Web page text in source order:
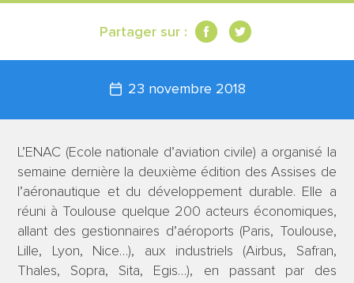
CONTACT
Partager sur :
23 novembre 2018
L’ENAC (Ecole nationale d’aviation civile) a organisé la
semaine dernière la deuxième édition des Assises de
l’aéronautique et du développement durable. Elle a
réuni à Toulouse quelque 200 acteurs économiques,
allant des gestionnaires d’aéroports (Paris, Toulouse,
Lille, Lyon, Nice…), aux industriels (Airbus, Safran,
Thales, Sopra, Sita, Egis…), en passant par des